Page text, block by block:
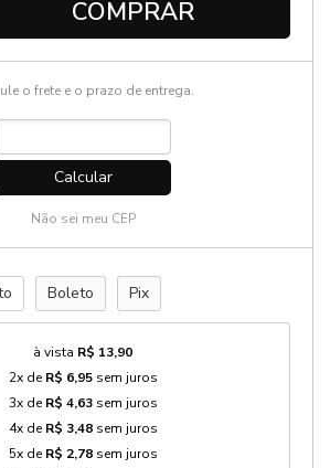
COMPRAR
o frete e o prazo de entrega.
Calcular
Não sei meu CEP
Boleto Pix
à vista R$ 13,90
2x de R$ 6,95sem juros
3x de R$ 4,63sem juros
4x de R$ 3,48sem juros
5x de R$ 2,78sem juros